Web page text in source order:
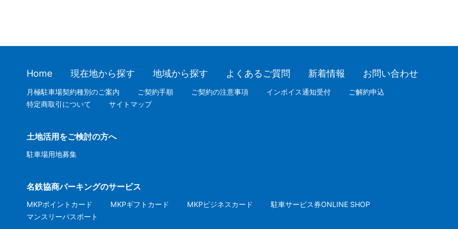
Home 現在地から探す 地域から探す よくあるご質問 新着情報 お問い合わせ
月極駐車場契約種別のご案内 ご契約手順 ご契約の注意事項 インボイス通知受付
ご解約申込
特定商取引について
サイトマップ
土地活用をご検討の方へ
駐車場用地募集
名鉄協商パーキングのサービス
MKPポイントカード MKPギフトカード MKPビジネスカード
駐車サービス券ONLINE SHOP
マンスリーパスポート